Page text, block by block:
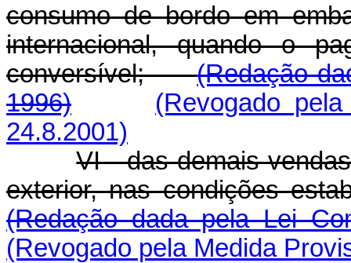
consumo de bordo em
internacional, quando o
conversível;(Redação
1996)
(Revogado
24.8.2001)
VI - das demais
exterior, nas condições
(Redação dada pela Lei
(Revogado pela Medida